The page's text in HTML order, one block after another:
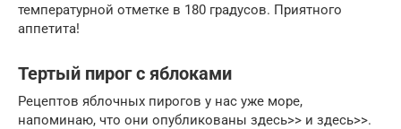
температурной отметке в 180 градусов. Приятного
аппетита!
Тертый пирог с яблоками
Рецептов яблочных пирогов у нас уже море,
напоминаю, что они опубликованы здесь>> и здесь>>.